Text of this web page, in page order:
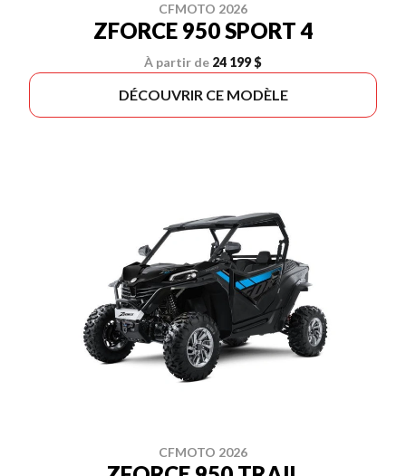
CFMOTO 2026
ZFORCE 950 SPORT 4
À partir de 24 199 $
DÉCOUVRIR CE MODÈLE
CFMOTO 2026